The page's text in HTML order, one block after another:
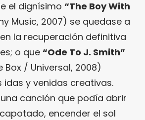
el dignísimo “The Boy With
Music, 2007) se quedase a
la recuperación definitiva
o que “Ode To J. Smith”
Box / Universal, 2008)
idas y venidas creativas.
canción que podía abrir
encender el sol